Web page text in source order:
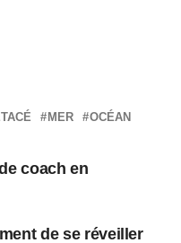
MER OCÉAN
coach en
de se réveiller